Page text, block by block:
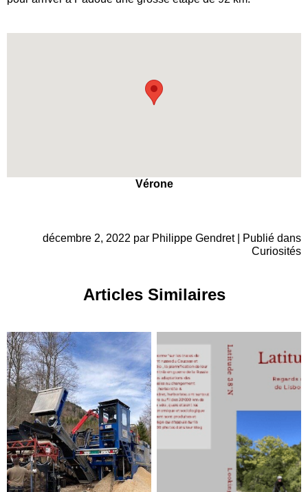
Vérone
décembre 2, 2022 par Philippe Gendret | Publié dans
Curiosités
Articles Similaires